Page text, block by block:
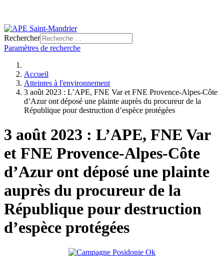
Rechercher
Paramètres de recherche
Accueil
Atteintes à l'environnement
3 août 2023 : L’APE, FNE Var et FNE Provence-Alpes-Côte
d’Azur ont déposé une plainte auprès du procureur de la
République pour destruction d’espèce protégées
3 août 2023 : L’APE, FNE Var
et FNE Provence-Alpes-Côte
d’Azur ont déposé une plainte
auprès du procureur de la
République pour destruction
d’espèce protégées